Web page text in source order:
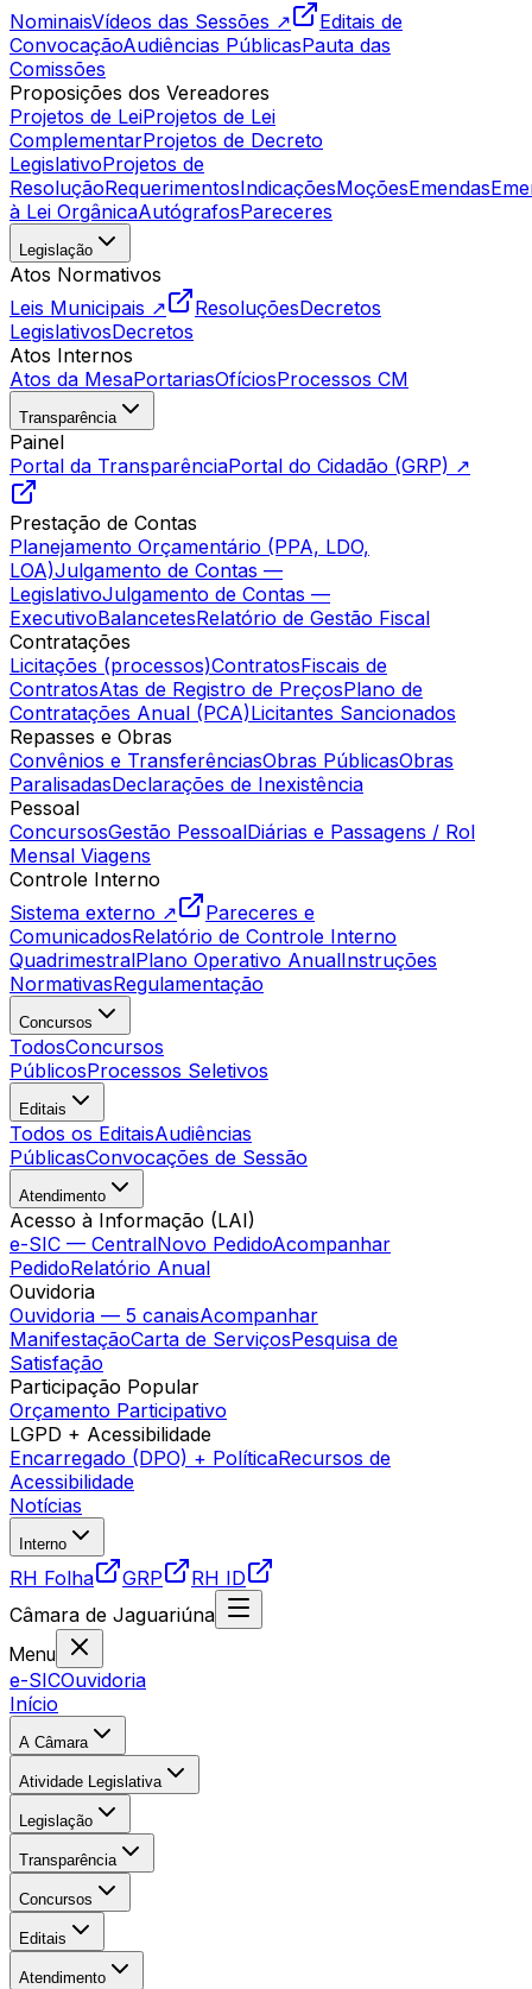
NominaisVídeos das Sessões ↗
Editais de
ConvocaçãoAudiências PúblicasPauta das
Comissões
Proposições dos Vereadores
Projetos de LeiProjetos de Lei
ComplementarProjetos de Decreto
LegislativoProjetos de
ResoluçãoRequerimentosIndicaçõesMoçõesEmendas
à Lei OrgânicaAutógrafosPareceres
Legislação
Atos Normativos
Leis Municipais ↗
ResoluçõesDecretos
LegislativosDecretos
Atos Internos
Atos da MesaPortariasOfíciosProcessos CM
Transparência
Painel
Portal da TransparênciaPortal do Cidadão (GRP) ↗
Prestação de Contas
Planejamento Orçamentário (PPA, LDO,
LOA)Julgamento de Contas —
LegislativoJulgamento de Contas —
ExecutivoBalancetesRelatório de Gestão Fiscal
Contratações
Licitações (processos)ContratosFiscais de
ContratosAtas de Registro de PreçosPlano de
Contratações Anual (PCA)Licitantes Sancionados
Repasses e Obras
Convênios e TransferênciasObras PúblicasObras
ParalisadasDeclarações de Inexistência
Pessoal
ConcursosGestão PessoalDiárias e Passagens / Rol
Mensal Viagens
Controle Interno
Sistema externo ↗
Pareceres e
ComunicadosRelatório de Controle Interno
QuadrimestralPlano Operativo AnualInstruções
NormativasRegulamentação
Concursos
TodosConcursos
PúblicosProcessos Seletivos
Editais
Todos os EditaisAudiências
PúblicasConvocações de Sessão
Atendimento
Acesso à Informação (LAI)
e-SIC — CentralNovo PedidoAcompanhar
PedidoRelatório Anual
Ouvidoria
Ouvidoria — 5 canaisAcompanhar
ManifestaçãoCarta de ServiçosPesquisa de
Satisfação
Participação Popular
Orçamento Participativo
LGPD + Acessibilidade
Encarregado (DPO) + PolíticaRecursos de
Acessibilidade
Notícias
Interno
RH Folha GRP
RH ID
Câmara de Jaguariúna
Menu
e-SICOuvidoria
Início
A Câmara
Atividade Legislativa
Legislação
Transparência
Concursos
Editais
Atendimento